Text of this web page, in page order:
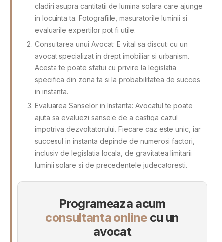
cladiri asupra cantitatii de lumina solara care ajunge
in locuinta ta. Fotografiile, masuratorile luminii si
evaluarile expertilor pot fi utile.
Consultarea unui Avocat: E vital sa discuti cu un
avocat specializat in drept imobiliar si urbanism.
Acesta te poate sfatui cu privire la legislatia
specifica din zona ta si la probabilitatea de succes
in instanta.
Evaluarea Sanselor in Instanta: Avocatul te poate
ajuta sa evaluezi sansele de a castiga cazul
impotriva dezvoltatorului. Fiecare caz este unic, iar
succesul in instanta depinde de numerosi factori,
inclusiv de legislatia locala, de gravitatea limitarii
luminii solare si de precedentele judecatoresti.
Programeaza acum
consultanta onlinecu un
avocat